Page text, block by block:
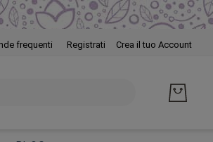
al
frequenti Registrati Crea il tuo Account